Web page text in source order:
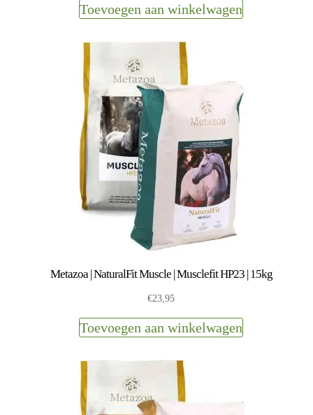
Toevoegen aan winkelwagen
Metazoa | NaturalFit Muscle | Musclefit HP23 | 15kg
€23,95
Toevoegen aan winkelwagen